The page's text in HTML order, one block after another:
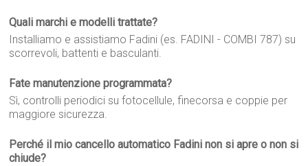
Quali marchi e modelli trattate?
Installiamo e assistiamo Fadini (es. FADINI - COMBI 787) su
scorrevoli, battenti e basculanti.
Fate manutenzione programmata?
Sì, controlli periodici su fotocellule, finecorsa e coppie per
maggiore sicurezza.
Perché il mio cancello automatico Fadini non si apre o non si
chiude?